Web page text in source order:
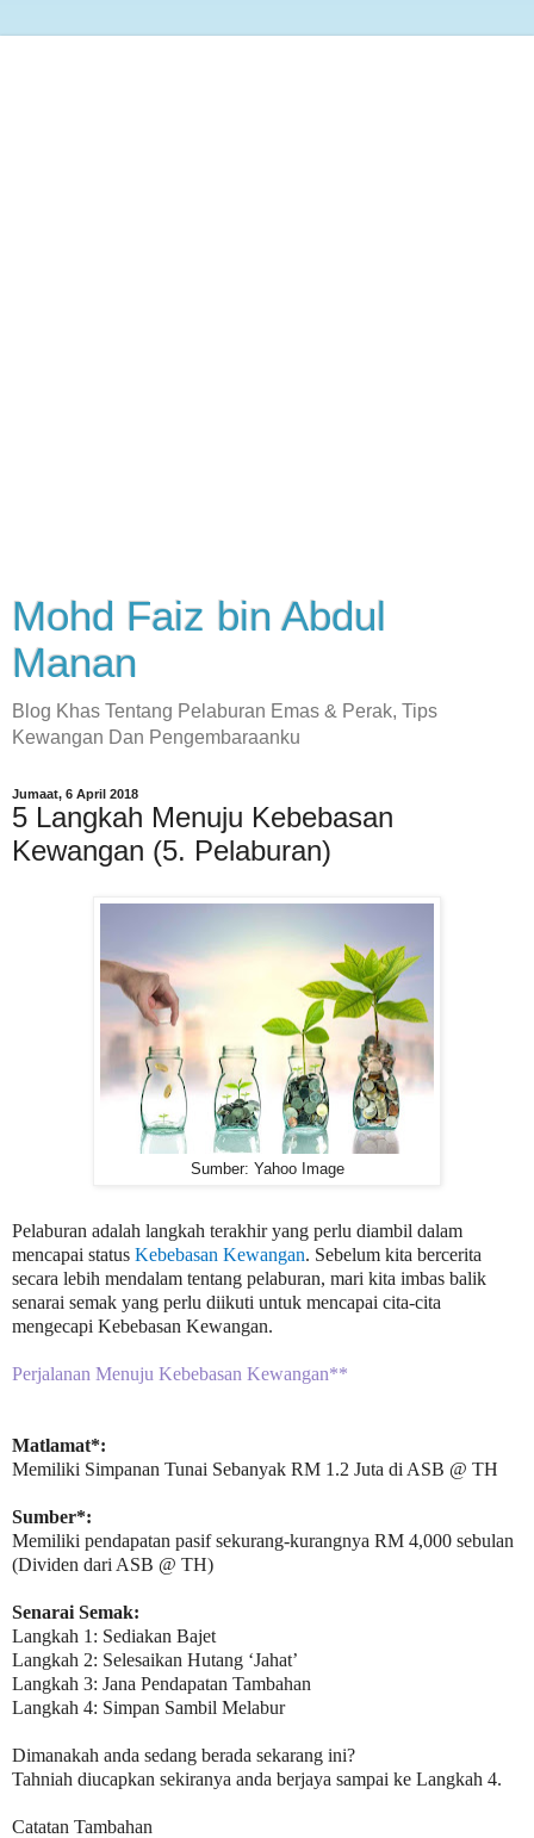
Mohd Faiz bin Abdul
Manan
Blog Khas Tentang Pelaburan Emas & Perak, Tips
Kewangan Dan Pengembaraanku
Jumaat, 6 April 2018
5 Langkah Menuju Kebebasan
Kewangan (5. Pelaburan)
Sumber: Yahoo Image
Pelaburan adalah langkah terakhir yang perlu diambil dalam
mencapai status Kebebasan Kewangan. Sebelum kita bercerita
secara lebih mendalam tentang pelaburan, mari kita imbas balik
senarai semak yang perlu diikuti untuk mencapai cita-cita
mengecapi Kebebasan Kewangan.
Perjalanan Menuju Kebebasan Kewangan**
Matlamat*:
Memiliki Simpanan Tunai Sebanyak RM 1.2 Juta di ASB @ TH
Sumber*:
Memiliki pendapatan pasif sekurang-kurangnya RM 4,000 sebulan
(Dividen dari ASB @ TH)
Senarai Semak:
Langkah 1: Sediakan Bajet
Langkah 2: Selesaikan Hutang ‘Jahat’
Langkah 3: Jana Pendapatan Tambahan
Langkah 4: Simpan Sambil Melabur
Dimanakah anda sedang berada sekarang ini?
Tahniah diucapkan sekiranya anda berjaya sampai ke Langkah 4.
Catatan Tambahan